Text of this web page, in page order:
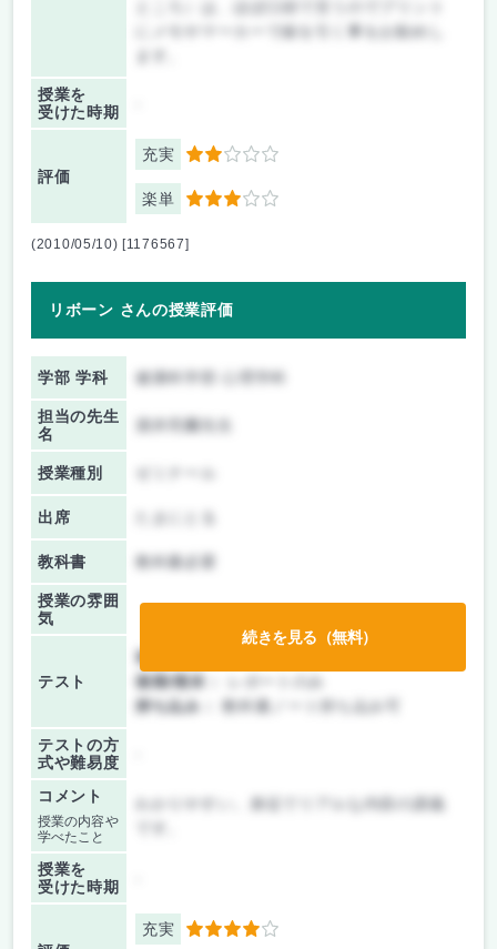
にメモやマーカーで線を引く事をお勧めし
授業を
受けた時期
評価
充実 2
楽単 3
(2010/05/10) [1176567]
リボーン さんの授業評価
学部 学科 健康科学部 心理学科
担当の先生
名
酒井亮爾先生
授業種別
出席
教科書 教科書必要
授業の雰囲
気
テスト
前期/中間：
後期/期末：
持ち込み：
教科書ノート持ち込み可
テストの方
式や難易度
コメント
授業の内容や
学べたこと
わかりやすい。身近でリアルな内容の講義
授業を
受けた時期
充実 4
続きを見る（無料）